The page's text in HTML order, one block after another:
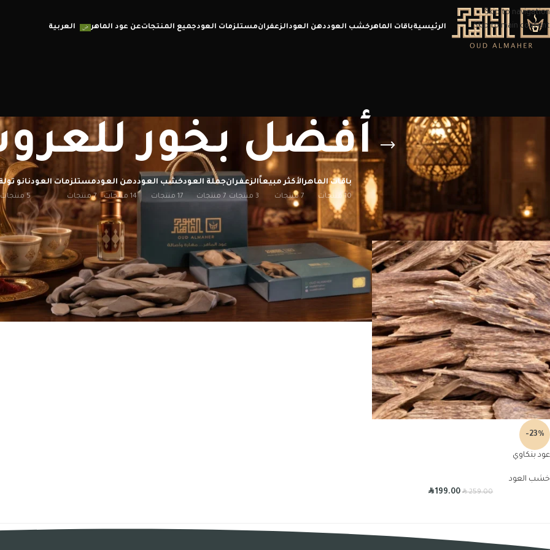
Skip to navigation
Skip to main content
الرئيسيةباقات الماهرخشب العوددهن العودالزعفرانمستلزمات العودجميع المنتجاتعن عود الماهر العربية
أفضل بخور
باقات الماهر
10 منتجات
الأكثر مبيعاً
7 منتجات
الزعفران
3 منتجات
جملة العود
7 منتجات
خشب العود
17 منتجات
دهن العود
14 منتجات
مستلزمات العود
7 منتجات
نانو
5 منتجات
الرئيسية/ منتجات تحت الوسم “أفضل بخور للعروس” إظهار 12
20
-23%
عود بنكاوي
خشب العود
R259.00
R199.00